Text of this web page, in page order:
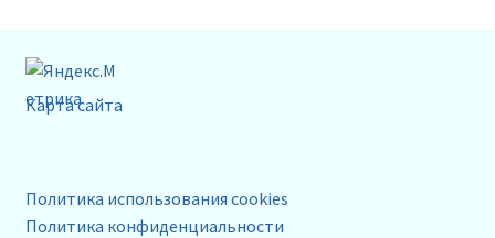
Карта сайта
Политика использования cookies
Политика конфиденциальности